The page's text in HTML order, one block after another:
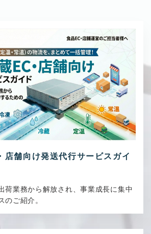
店舗向け発送代行サービスガイ
荷業務から解放され、事業成長に集中
ご紹介。